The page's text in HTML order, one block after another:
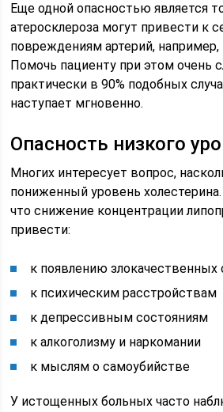
Еще одной опасностью является
атеросклероза могут привести к
повреждениям артерий, например,
Помочь пациенту при этом очень
практически в 90% подобных
наступает мгновенно.
Опасность низкого
Многих интересует вопрос,
пониженный уровень
что снижение концентрации
привести:
к появлению злокачественных
к психическим расстройствам
к депрессивным состояниям
к алкоголизму и наркомании
к мыслям о самоубийстве
У истощенных больных часто